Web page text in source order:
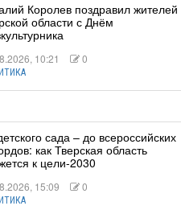
Королев поздравил жителей
области с Днём
10:21 0
сада – до всероссийских
как Тверская область
к цели-2030
15:09 0